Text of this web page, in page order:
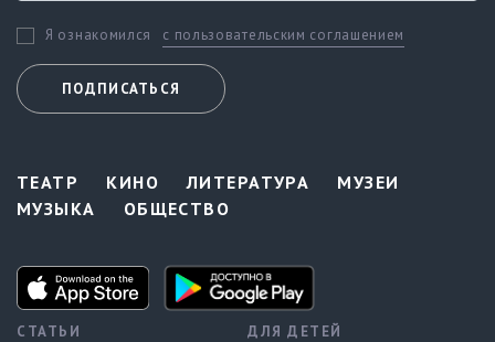
Я ознакомился с пользовательским соглашением
ПОДПИСАТЬСЯ
ТЕАТР КИНО ЛИТЕРАТУРА
МУЗЕИ
МУЗЫКА
ОБЩЕСТВО
СТАТЬИ
ДЛЯ ДЕТЕЙ